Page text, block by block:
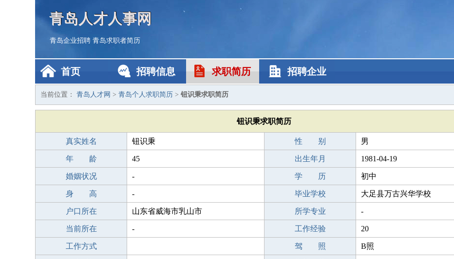
青岛人才人事网
青岛企业招聘 青岛求职者简历
首页 招聘信息 求职简历 招聘企业
当前位置： 青岛人才网 > 青岛个人求职简历 > 钮识秉求职简历
钮识秉求职简历
真实姓名 钮识秉 性 别 男
年 龄 45 出生年月 1981-04-19
婚姻状况 - 学 历 初中
身 高 - 毕业学校 大足县万古兴华学校
户口所在 山东省威海市乳山市 所学专业 -
当前所在 - 工作经验 20
工作方式 驾 照 B照